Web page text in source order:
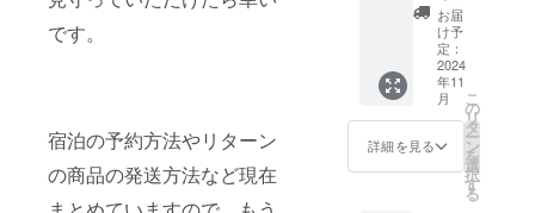
です。
宿泊の予約方法やリターン
の商品の発送方法など現在
で使用
の場合
30000
円割引
クーポ
ン券に
なりま
す。 ※
通常
ただけ
る10%
割引券
です。
※プレ
オープ
ン中は
使用不
可。
おり、
今回は
おすす
め焼き
菓子の
セット
意しま
した。
りの季
節野菜
を詰め
合わせ
てお送
りしま
が届く
かはお
の香り
高い
コー
ヒーの
ドリッ
プバッ
グsetを
ご来店
時にご
使った
自家製
酵母の
ボタニ
カルな
ベーグ
ル。 内
容量：1
ます。
【内
容】 感
謝の
メール
プロ
ジェク
トへの
ン】 宿
の運営
と地方
創生に
関わる
活動の
為に使
わせて
頂きま
す！ 地
お届
け予
定：
2024
年11
月
詳細を見る
こ
の
リ
タ
ー
ン
を
選
択
す
る